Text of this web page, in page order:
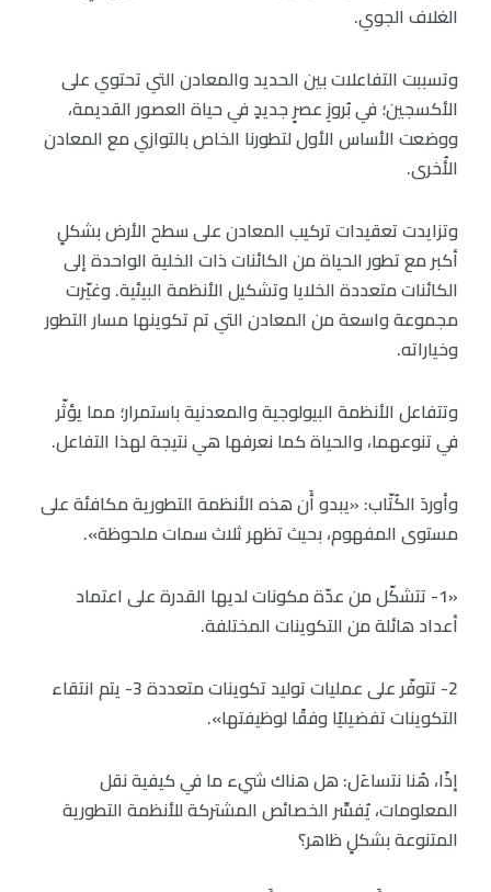
الغلاف الجوي.
وتسببت التفاعلات بين الحديد والمعادن التي تحتوي على
الأكسجين؛ في بُروزِ عصرٍ جديدٍ في حياة العصور القديمة،
ووضعت الأساس الأول لتطورنا الخاص بالتوازي مع المعادن
الأُخرى.
وتزايدت تعقيدات تركيب المعادن على سطح الأرض بشكلٍ
أكبر مع تطور الحياة من الكائنات ذات الخلية الواحدة إلى
الكائنات متعددة الخلايا وتشكيل الأنظمة البيئية. وغيّرت
مجموعة واسعة من المعادن التي تم تكوينها مسار التطور
وخياراته.
وتتفاعل الأنظمة البيولوجية والمعدنية باستمرار؛ مما يؤثّر
في تنوعهما، والحياة كما نعرفها هي نتيجة لهذا التفاعل.
وأوردَ الكُتّاب: «يبدو أَن هذه الأنظمة التطورية مكافئة على
مستوى المفهوم، بحيث تظهر ثلاث سمات ملحوظة».
«1- تتشكّل من عدّة مكونات لديها القدرة على اعتماد
أعداد هائلة من التكوينات المختلفة.
2- تتوفّر على عمليات توليد تكوينات متعددة 3- يتم انتقاء
التكوينات تفضيليًا وفقًا لوظيفتها».
إذًا، هُنا نتساءَل: هل هناك شيء ما في كيفية نقل
المعلومات، يُفسِّر الخصائص المشتركة للأنظمة التطورية
المتنوعة بشكلٍ ظاهر؟